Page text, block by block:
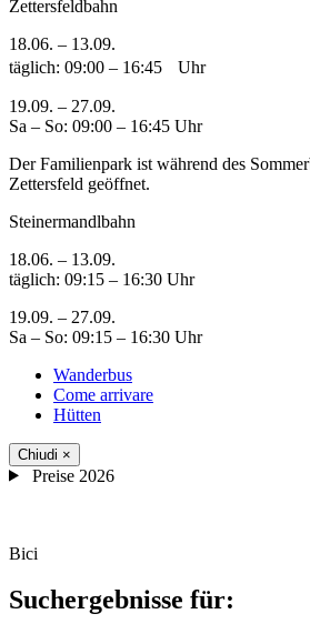
Zettersfeldbahn
18.06. – 13.09.
täglich: 09:00 – 16:45 Uhr
19.09. – 27.09.
Sa – So: 09:00 – 16:45 Uhr
Der Familienpark ist während des
Zettersfeld geöffnet.
Steinermandlbahn
18.06. – 13.09.
täglich: 09:15 – 16:30 Uhr
19.09. – 27.09.
Sa – So: 09:15 – 16:30 Uhr
Wanderbus
Come arrivare
Hütten
Chiudi ×
Preise 2026
Bici
Suchergebnisse für: